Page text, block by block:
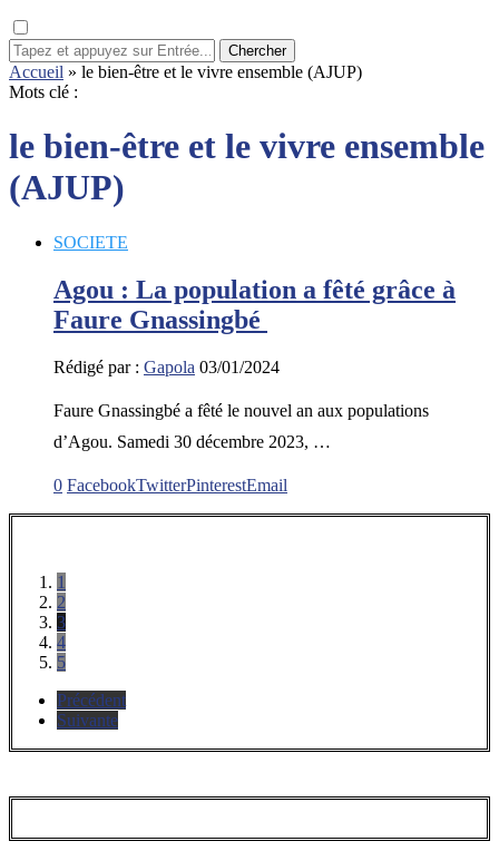
Chercher
Accueil » le bien-être et le vivre ensemble (AJUP)
Mots clé :
le bien-être et le vivre ensemble
(AJUP)
SOCIETE
Agou : La population a fêté grâce à
Faure Gnassingbé
Rédigé par : Gapola 03/01/2024
Faure Gnassingbé a fêté le nouvel an aux populations
d’Agou. Samedi 30 décembre 2023, …
0 FacebookTwitterPinterestEmail
1
2
3
4
5
Précédent
Suivante